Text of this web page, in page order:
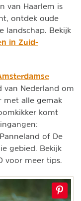
van Haarlem is
ontdek oude
landschap. Bekijk
in Zuid-
van Nederland om
met alle gemak
komt
of De
gebied. Bekijk
voor meer tips.